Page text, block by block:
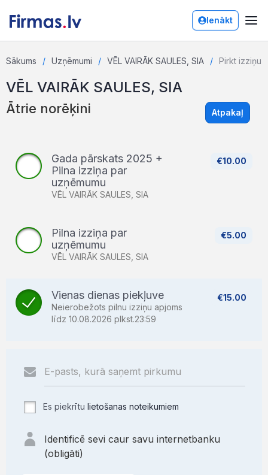
Ienākt
Sākums Uzņēmumi VĒL VAIRĀK SAULES, SIA Pirkt izziņu
VĒL VAIRĀK SAULES, SIA
Ātrie norēķini Atpakaļ
€10.00
Gada pārskats 2025 +
Pilna izziņa par
uzņēmumu
VĒL VAIRĀK SAULES, SIA
€5.00
Pilna izziņa par
uzņēmumu
VĒL VAIRĀK SAULES, SIA
€15.00
Vienas dienas piekļuve
Neierobežots pilnu izziņu apjoms
līdz 10.08.2026 plkst.23:59
Es piekrītu lietošanas noteikumiem
Identificē sevi caur savu internetbanku
(obligāti)